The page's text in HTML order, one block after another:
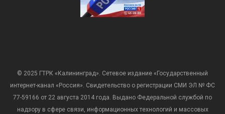
© 2025 ГТРК «Калининград». Сетевое издание «Государственный
интернет-канал «Россия». Свидетельство о регистрации СМИ ЭЛ № ФС
77-59166 от 22 августа 2014 года. Выдано Федеральной службой по
надзору в сфере связи, информационных технологий и массовых